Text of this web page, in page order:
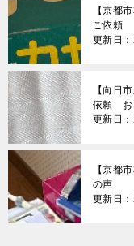
【京都
ご依頼
更新日
【向日
依頼 お
更新日
【京都
の声
更新日